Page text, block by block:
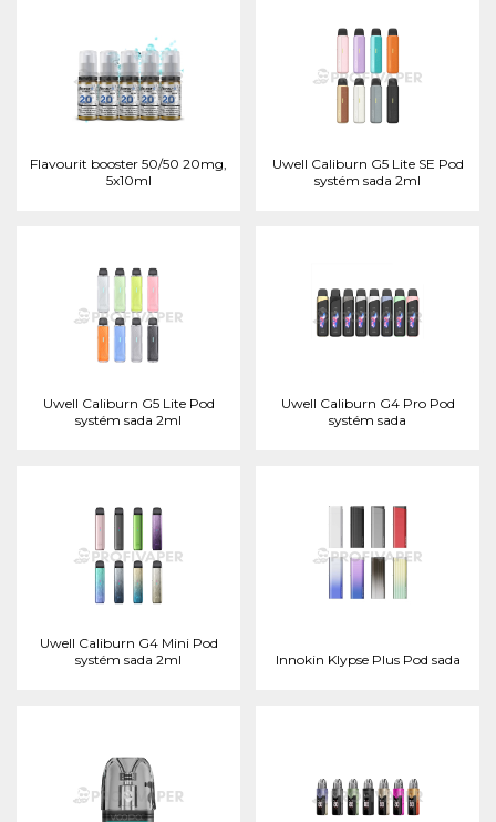
Flavourit booster 50/50 20mg,
5x10ml
Uwell Caliburn G5 Lite SE Pod
systém sada 2ml
Uwell Caliburn G5 Lite Pod
systém sada 2ml
Uwell Caliburn G4 Pro Pod
systém sada
Uwell Caliburn G4 Mini Pod
systém sada 2ml
Innokin Klypse Plus Pod sada